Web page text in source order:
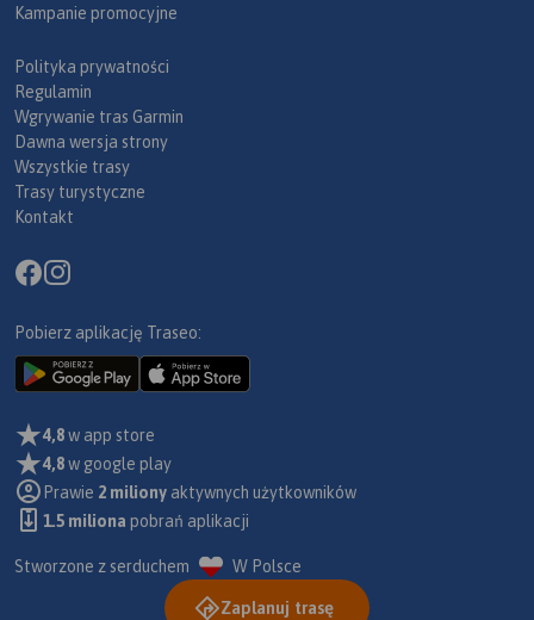
Kampanie promocyjne
Polityka prywatności
Regulamin
Wgrywanie tras Garmin
Dawna wersja strony
Wszystkie trasy
Trasy turystyczne
Kontakt
Pobierz aplikację Traseo:
4,8w app store
4,8w google play
Prawie 2 miliony aktywnych użytkowników
1.5 miliona pobrań aplikacji
Stworzone z serduchem W Polsce
Zaplanuj trasę